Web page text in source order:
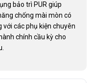
bảo trì PUR giúp
chống mài mòn có
với các phụ kiện chuyên
chính cầu kỳ cho